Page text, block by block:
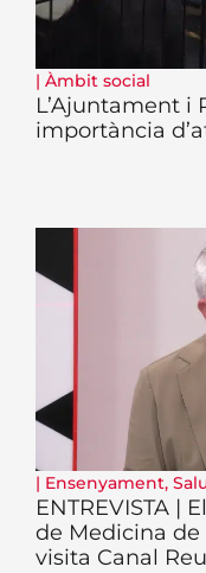
| Àmbit social
L’Ajuntament i
importància
| Ensenyament,
ENTREVISTA |
de Medicina de
visita Canal